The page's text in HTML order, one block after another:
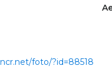
foto/?id=88518